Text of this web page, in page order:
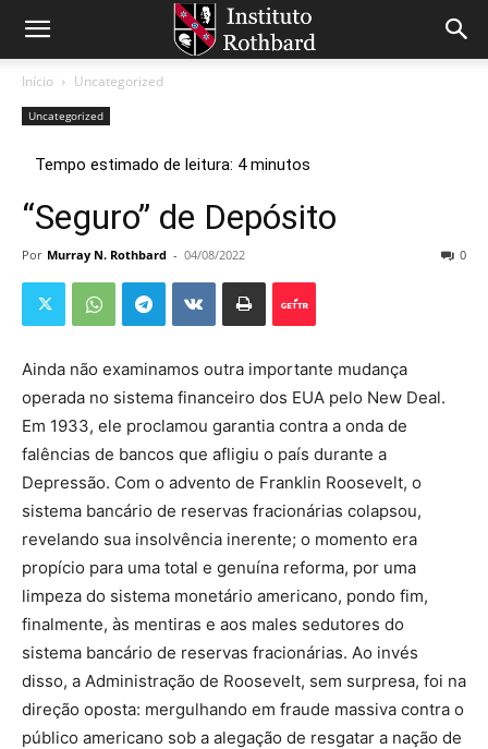
Início Uncategorized
Uncategorized
“Seguro” de Depósito
Por Murray N. Rothbard - 04/08/2022 0
Ainda não examinamos outra importante mudança
operada no sistema financeiro dos EUA pelo New Deal.
Em 1933, ele proclamou garantia contra a onda de
falências de bancos que afligiu o país durante a
Depressão. Com o advento de Franklin Roosevelt, o
sistema bancário de reservas fracionárias colapsou,
revelando sua insolvência inerente; o momento era
propício para uma total e genuína reforma, por uma
limpeza do sistema monetário americano, pondo fim,
finalmente, às mentiras e aos males sedutores do
sistema bancário de reservas fracionárias. Ao invés
disso, a Administração de Roosevelt, sem surpresa, foi na
direção oposta: mergulhando em fraude massiva contra o
público americano sob a alegação de resgatar a nação de